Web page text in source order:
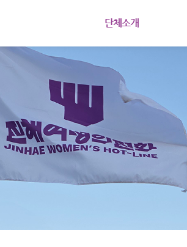
단체소개
(사)진해여성의전화는
주요사업
주요연혁
찾아오시는길